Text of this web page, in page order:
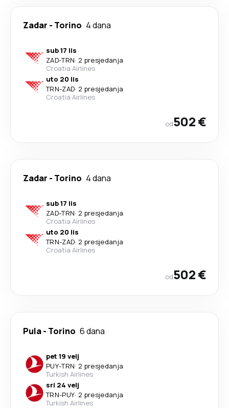
Zadar - Torino 4 dana
sub 17 lis
ZAD-TRN· 2 presjedanja
Croatia Airlines
uto 20 lis
TRN-ZAD· 2 presjedanja
Croatia Airlines
od502 €
Zadar - Torino 4 dana
sub 17 lis
ZAD-TRN· 2 presjedanja
Croatia Airlines
uto 20 lis
TRN-ZAD· 2 presjedanja
Croatia Airlines
od502 €
Pula- Torino 6 dana
pet 19 velj
PUY-TRN· 2 presjedanja
Turkish Airlines
sri 24 velj
TRN-PUY· 2 presjedanja
Turkish Airlines